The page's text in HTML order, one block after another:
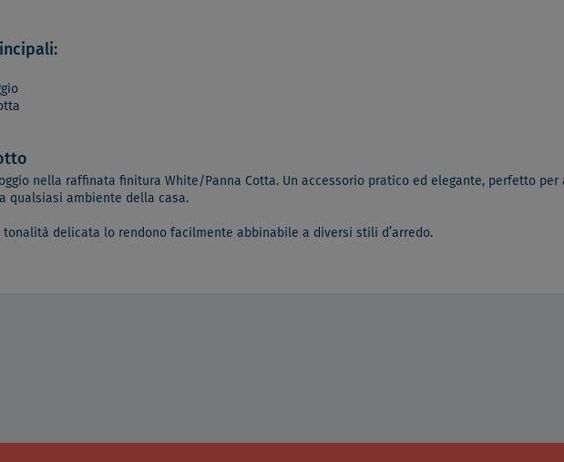
nella raffinata finitura White/Panna Cotta. Un accessorio pratico ed elegante, perfetto
qualsiasi ambiente della casa.
delicata lo rendono facilmente abbinabile a diversi stili d’arredo.